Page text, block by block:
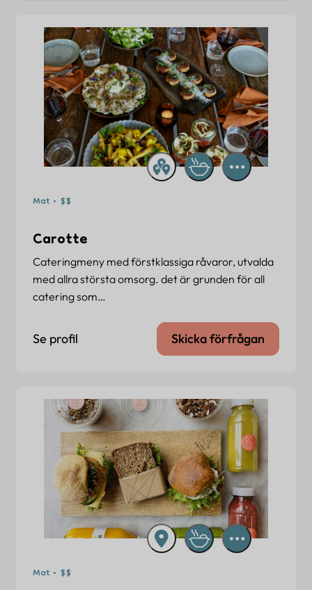
Mat • $$
Carotte
Cateringmeny med förstklassiga råvaror, utvalda
med allra största omsorg. det är grunden för all
catering som…
Se profil Skicka förfrågan
Mat • $$